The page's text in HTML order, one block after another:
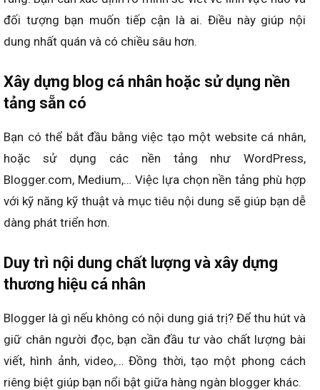
đối tượng bạn muốn tiếp cận là ai. Điều này giúp nội
dung nhất quán và có chiều sâu hơn.
Xây dựng blog cá nhân hoặc sử dụng nền
tảng sẵn có
Bạn có thể bắt đầu bằng việc tạo một website cá nhân,
hoặc sử dụng các nền tảng như WordPress,
Blogger.com, Medium,… Việc lựa chọn nền tảng phù hợp
với kỹ năng kỹ thuật và mục tiêu nội dung sẽ giúp bạn dễ
dàng phát triển hơn.
Duy trì nội dung chất lượng và xây dựng
thương hiệu cá nhân
Blogger là gì nếu không có nội dung giá trị? Để thu hút và
giữ chân người đọc, bạn cần đầu tư vào chất lượng bài
viết, hình ảnh, video,… Đồng thời, tạo một phong cách
riêng biệt giúp bạn nổi bật giữa hàng ngàn blogger khác.